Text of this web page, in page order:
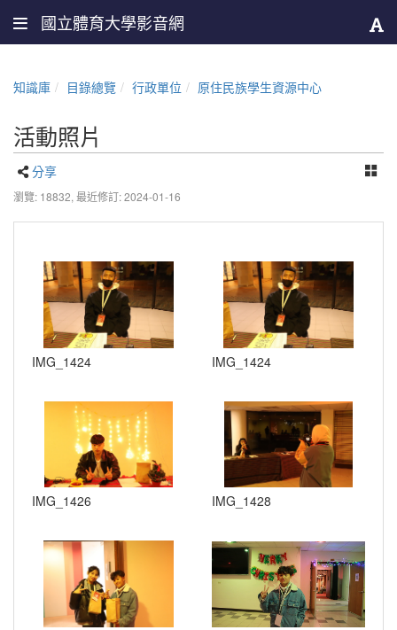
國立體育大學影音網
知識庫 目錄總覽 行政單位 原住民族學生資源中心
活動照片
分享
瀏覽: 18832, 最近修訂: 2024-01-16
IMG_1424 IMG_1424
IMG_1426 IMG_1428